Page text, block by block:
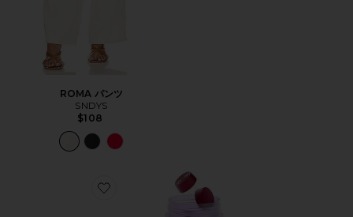
ROMA パンツ
SNDYS
$108
Favorite CHILL ビタミングミ